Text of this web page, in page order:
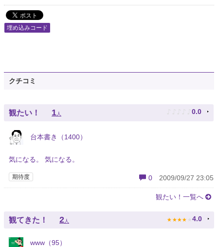
埋め込みコード
クチコミ
観たい！ 1人 ♪ ♪ ♪ ♪ ♪ 0.0
台本書き（1400）
気になる。 気になる。
期待度 0 2009/09/27 23:05
観たい！一覧へ
観てきた！ 2 人 ★ ★ ★ ★ ★ 4.0
www（95）